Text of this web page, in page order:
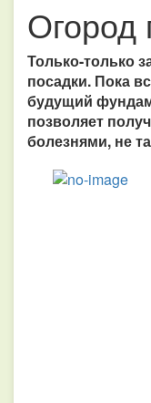
Огород
Только-только
посадки. Пока
будущий
позволяет
болезнями, не